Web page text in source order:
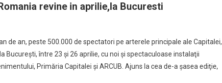
revine in aprilie,la Bucuresti
de an, peste 500.000 de spectatori pe arterele principale ale Capitalei,
Bucureşti, între 23 şi 26 aprilie, cu noi şi spectaculoase instalaţii
Primăria Capitalei şi ARCUB. Ajuns la cea de-a şasea ediţie,